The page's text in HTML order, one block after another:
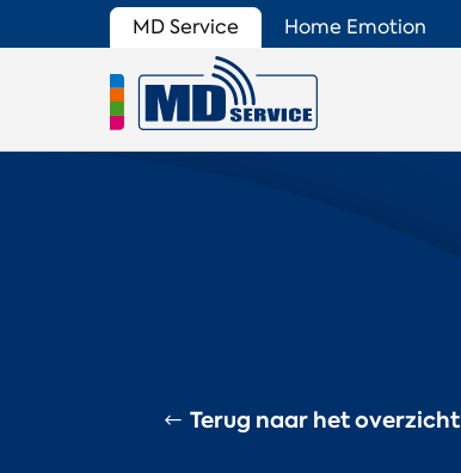
MD Service Home Emotion
Terug naar het overzicht